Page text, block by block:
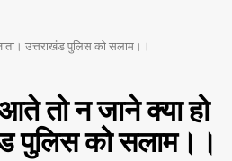
उत्तराखंड पुलिस को सलाम।।
तो न जाने क्या हो
पुलिस को सलाम।।